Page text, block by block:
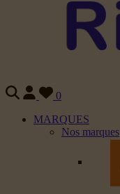
0
MARQUES
Nos marques